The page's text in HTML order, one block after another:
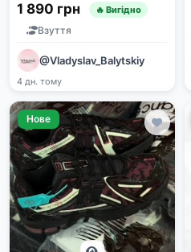
1 890 грн 🔥 Вигідно
Взуття
@Vladyslav_Balytskiy
4 дн. тому
Нове